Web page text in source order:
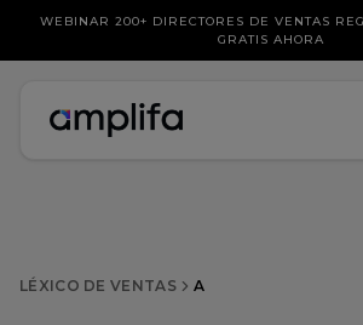
WEBINAR 200+ DIRECTORES DE VENTAS
GRATIS AHORA
LÉXICO DE VENTAS A